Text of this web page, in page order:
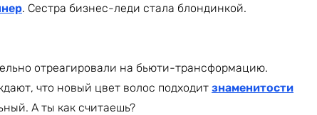
. Сестра бизнес-леди стала блондинкой.
отреагировали на бьюти-трансформацию.
что новый цвет волос подходит знаменитости
А ты как считаешь?